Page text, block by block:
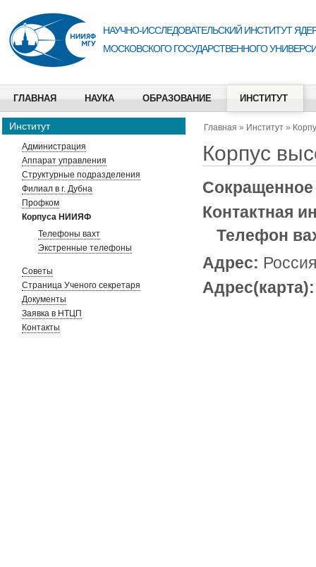
НАУЧНО-ИССЛЕДОВАТЕЛЬСКИЙ ИНСТИТУТ
МОСКОВСКОГО ГОСУДАРСТВЕННОГО
ГЛАВНАЯ НАУКА ОБРАЗОВАНИЕ ИНСТИТУТ
Институт
Администрация
Аппарат управления
Структурные подразделения
Филиал в г. Дубна
Профком
Корпуса НИИЯФ
Телефоны вахт
Экстренные телефоны
Советы
Страница Ученого секретаря
Документы
Заявка в НТЦП
Контакты
Главная » Институт »
Корпус
Контактная
Телефон
Адрес:
Адрес(карта):